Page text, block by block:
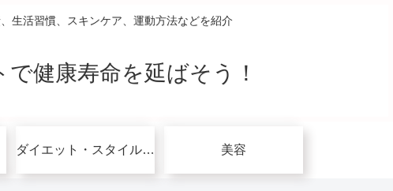
生活習慣、スキンケア、運動方法などを紹介
健康寿命を延ばそう！
ダイエット・スタイルアップ関連 美容